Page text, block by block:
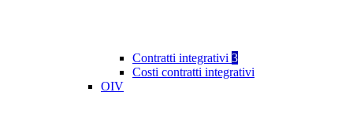
Contratti integrativi 3
Costi contratti integrativi
OIV